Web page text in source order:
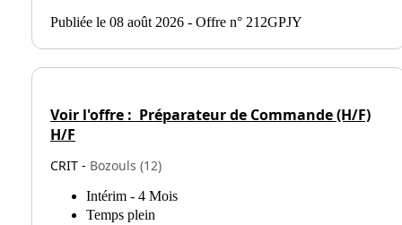
Publiée le 08 août 2026 - Offre n° 212GPJY
Voir l'offre : Préparateur de Commande (H/F)
H/F
CRIT - Bozouls (12)
Intérim - 4 Mois
Temps plein